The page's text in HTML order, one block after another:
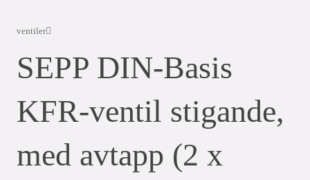
ventiler
SEPP DIN-Basis
KFR-ventil stigande,
med avtapp (2 x